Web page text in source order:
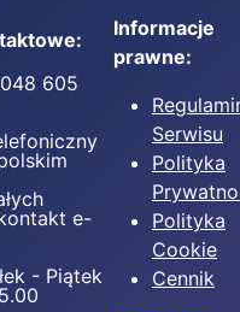
605
e-
- Piątek
Informacje
prawne:
Serwisu
Polityka
Polityka
Cookie
Cennik